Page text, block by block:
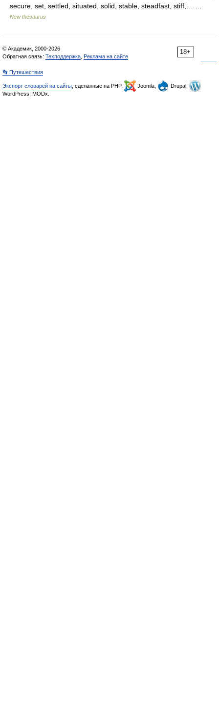
secure, set, settled, situated, solid, stable, steadfast, stiff,… …
New thesaurus
18+
© Академик, 2000-2026
Обратная связь: Техподдержка Реклама на сайте
👣 Путешествия
Экспорт словарей на сайты , сделанные на PHP, Joomla,
Drupal,
WordPress, MODx.